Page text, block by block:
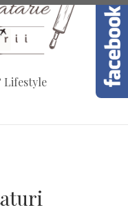
Lifestyle